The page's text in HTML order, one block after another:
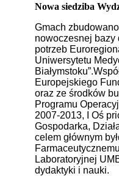
Nowa siedziba
Gmach
nowoczesnej bazy
potrzeb
Uniwersytetu
Europejskiego
oraz ze środków
Programu
2007-2013, I Oś
Gospodarka,
celem głównym
Laboratoryjnej
dydaktyki i nauki.